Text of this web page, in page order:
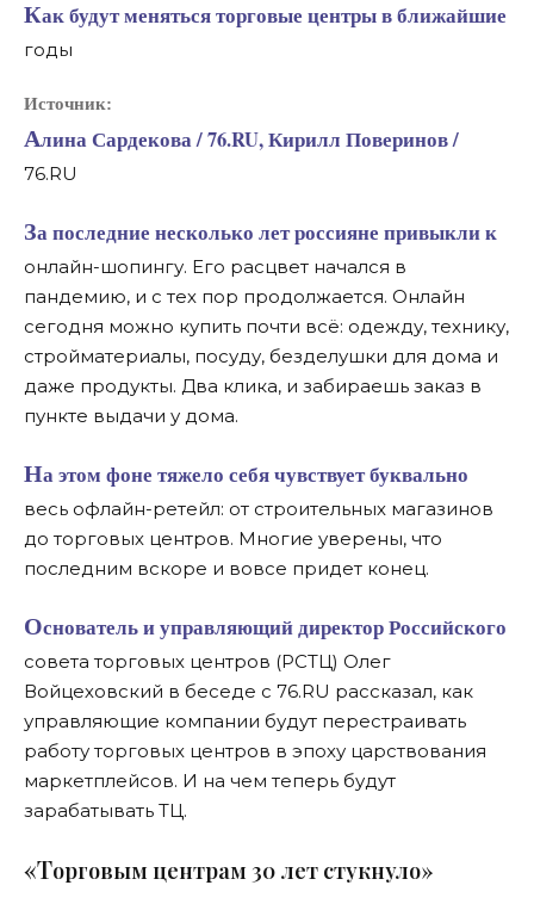
Как будут меняться торговые центры в ближайшие
годы
Источник:
Алина Сардекова / 76.RU, Кирилл Поверинов /
76.RU
За последние несколько лет россияне привыкли к
онлайн-шопингу. Его расцвет начался в
пандемию, и с тех пор продолжается. Онлайн
сегодня можно купить почти всё: одежду, технику,
стройматериалы, посуду, безделушки для дома и
даже продукты. Два клика, и забираешь заказ в
пункте выдачи у дома.
На этом фоне тяжело себя чувствует буквально
весь офлайн-ретейл: от строительных магазинов
до торговых центров. Многие уверены, что
последним вскоре и вовсе придет конец.
Основатель и управляющий директор Российского
совета торговых центров (РСТЦ) Олег
Войцеховский в беседе с 76.RU рассказал, как
управляющие компании будут перестраивать
работу торговых центров в эпоху царствования
маркетплейсов. И на чем теперь будут
зарабатывать ТЦ.
«Торговым центрам 30 лет стукнуло»